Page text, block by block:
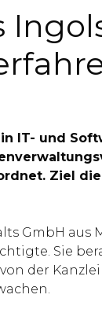
ein IT- und
Ziel
GmbH
Sie
der